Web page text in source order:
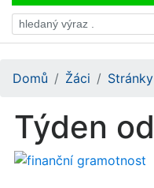
Domů Žáci
Týden